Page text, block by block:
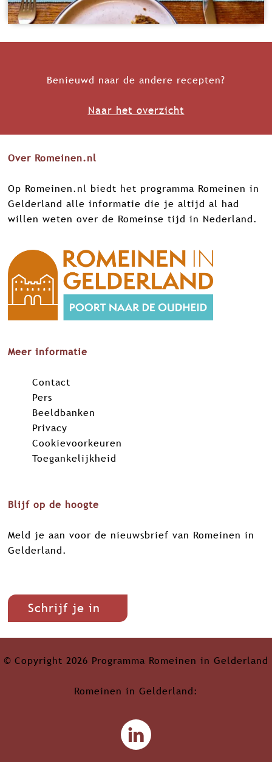
Benieuwd naar de andere recepten?
Naar het overzicht
Over Romeinen.nl
Op Romeinen.nl biedt het programma Romeinen in
Gelderland alle informatie die je altijd al had
willen weten over de Romeinse tijd in Nederland.
Meer informatie
Contact
Pers
Beeldbanken
Privacy
Cookievoorkeuren
Toegankelijkheid
Blijf op de hoogte
Meld je aan voor de nieuwsbrief van Romeinen in
Gelderland.
Schrijf je in
© Copyright 2026 Programma Romeinen in Gelderland
Romeinen in Gelderland:
L